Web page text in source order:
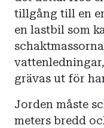
tillgång till en
en lastbil som
grävas ut för
Jorden måste
meters bredd